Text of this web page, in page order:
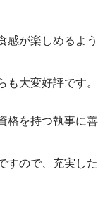
感が楽しめるよう
大変好評です。
格を持つ執事に善
すので、充実した